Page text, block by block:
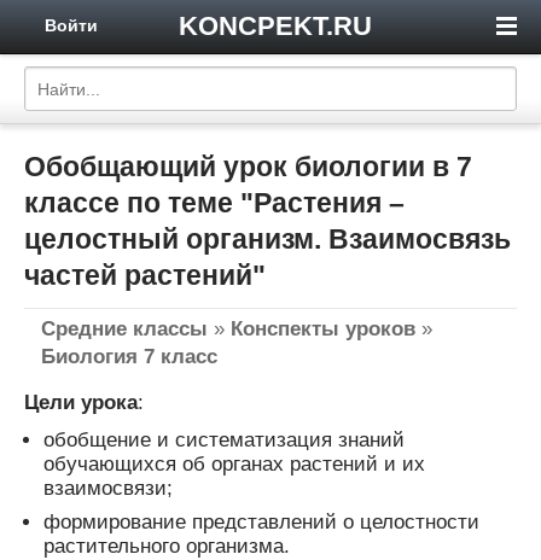
KONCPEKT.RU
Войти
Обобщающий урок биологии в 7
классе по теме "Растения –
целостный организм. Взаимосвязь
частей растений"
Средние классы » Конспекты уроков »
Биология 7 класс
Цели урока:
обобщение и систематизация знаний
обучающихся об органах растений и их
взаимосвязи;
формирование представлений о целостности
растительного организма.